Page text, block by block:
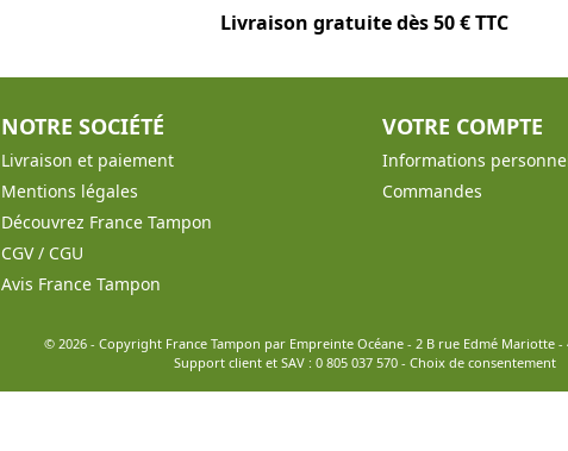
Livraison gratuite dès 50 € TTC
NOTRE SOCIÉTÉ
Livraison et paiement
Mentions légales
Découvrez France Tampon
CGV / CGU
Avis France Tampon
VOTRE COMPTE
Informations
Commandes
© 2026 - Copyright France Tampon par Empreinte Océane - 2 B rue Edmé Mariotte -
Support client et SAV : 0 805 037 570- Choix de consentement